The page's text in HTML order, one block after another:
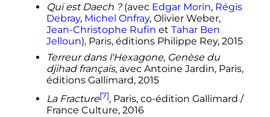
Qui est Daech ?(avec Edgar Morin, Régis
Debray, Michel Onfray, Olivier Weber,
Jean-Christophe Rufin et Tahar Ben
Jelloun), Paris, éditions Philippe Rey, 2015
Terreur dans l'Hexagone, Genèse du
djihad français, avec Antoine Jardin, Paris,
éditions Gallimard, 2015
La Fracture[7], Paris, co-édition Gallimard /
France Culture, 2016